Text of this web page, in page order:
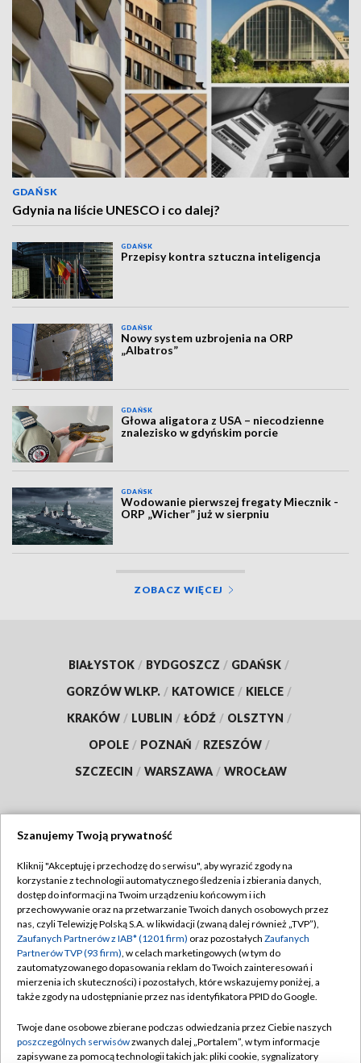
GDAŃSK
Gdynia na liście UNESCO i co dalej?
GDAŃSK
Przepisy kontra sztuczna inteligencja
GDAŃSK
Nowy system uzbrojenia na ORP
„Albatros”
GDAŃSK
Głowa aligatora z USA – niecodzienne
znalezisko w gdyńskim porcie
GDAŃSK
Wodowanie pierwszej fregaty Miecznik -
ORP „Wicher” już w sierpniu
ZOBACZ WIĘCEJ
BIAŁYSTOK / BYDGOSZCZ / GDAŃSK /
GORZÓW WLKP. / KATOWICE / KIELCE /
KRAKÓW / LUBLIN / ŁÓDŹ / OLSZTYN /
OPOLE / POZNAŃ / RZESZÓW /
SZCZECIN / WARSZAWA / WROCŁAW
TVP
Abonament TVP
Emisja w TVP
Centrum informacji TVP
Naziemna Telewizja Cyfrowa
Rada Programowa
Regulamin TVP
Polityka prywatności
Moje zgody
Pomoc
Kontakt
Szanujemy Twoją prywatność
Kliknij "Akceptuję i przechodzę do serwisu", aby wyrazić zgody na
korzystanie z technologii automatycznego śledzenia i zbierania danych,
dostęp do informacji na Twoim urządzeniu końcowym i ich
przechowywanie oraz na przetwarzanie Twoich danych osobowych przez
nas, czyli Telewizję Polską S.A. w likwidacji (zwaną dalej również „TVP”),
Zaufanych Partnerów z IAB* (1201 firm) oraz pozostałych Zaufanych
Partnerów TVP (93 firm), w celach marketingowych (w tym do
zautomatyzowanego dopasowania reklam do Twoich zainteresowań i
mierzenia ich skuteczności) i pozostałych, które wskazujemy poniżej, a
także zgody na udostępnianie przez nas identyfikatora PPID do Google.
Twoje dane osobowe zbierane podczas odwiedzania przez Ciebie naszych
poszczególnych serwisówzwanych dalej „Portalem”, w tym informacje
zapisywane za pomocą technologii takich jak: pliki cookie, sygnalizatory